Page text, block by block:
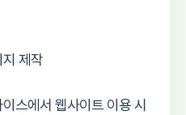
제작
스에서 웹사이트 이용 시